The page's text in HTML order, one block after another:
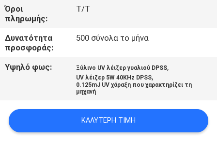
ΖΗΤΉΣΤΕ
ΈΝΑ
ΑΠΌΣΠΑΣΜΑ
PRIVACY
POLICY
Όροι
πληρωμής:
T/T
Δυνατότητα
προσφοράς:
500 σύνολα το μήνα
Υψηλό φως: Ξύλινο UV λέιζερ γυαλιού DPSS,
UV λέιζερ 5W 40KHz DPSS,
0.125mJ UV χάραξη που χαρακτηρίζει τη
μηχανή
ΚΑΛΎΤΕΡΗ ΤΙΜΉ